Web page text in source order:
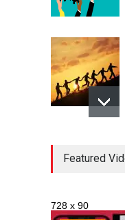
Featured
728 x 90